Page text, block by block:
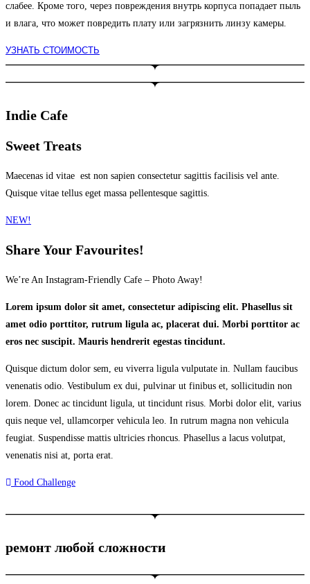
слабее. Кроме того, через повреждения внутрь корпуса попадает пыль
и влага, что может повредить плату или загрязнить линзу камеры.
УЗНАТЬ СТОИМОСТЬ
Indie Cafe
Sweet Treats
Maecenas id vitae est non sapien consectetur sagittis facilisis vel ante.
Quisque vitae tellus eget massa pellentesque sagittis.
NEW!
Share Your Favourites!
We’re An Instagram-Friendly Cafe – Photo Away!
Lorem ipsum dolor sit amet, consectetur adipiscing elit. Phasellus sit
amet odio porttitor, rutrum ligula ac, placerat dui. Morbi porttitor ac
eros nec suscipit. Mauris hendrerit egestas tincidunt.
Quisque dictum dolor sem, eu viverra ligula vulputate in. Nullam faucibus
venenatis odio. Vestibulum ex dui, pulvinar ut finibus et, sollicitudin non
lorem. Donec ac tincidunt ligula, ut tincidunt risus. Morbi dolor elit, varius
quis neque vel, ullamcorper vehicula leo. In rutrum magna non vehicula
feugiat. Suspendisse mattis ultricies rhoncus. Phasellus a lacus volutpat,
venenatis nisi at, porta erat.
Food Challenge
ремонт любой сложности